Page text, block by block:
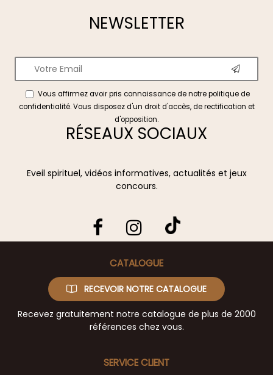
NEWSLETTER
Vous affirmez avoir pris connaissance de notrepolitique de
confidentialité. Vous disposez d'un droit d'accès, de rectification et
d'opposition.
RÉSEAUX SOCIAUX
Eveil spirituel, vidéos informatives, actualités et jeux
concours.
CATALOGUE
RECEVOIR NOTRE CATALOGUE
Recevez gratuitement notre catalogue de plus de 2000
références chez vous.
SERVICE CLIENT